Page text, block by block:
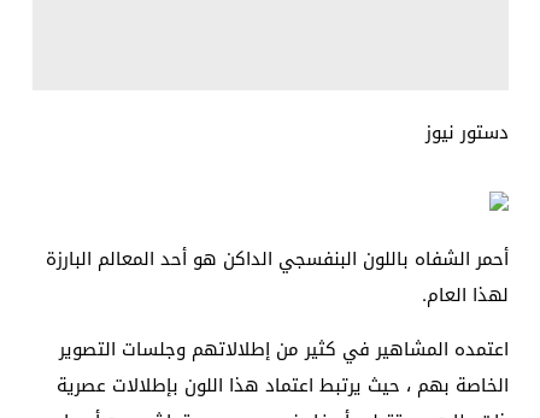
دستور نيوز
أحمر الشفاه باللون البنفسجي الداكن هو أحد المعالم البارزة
لهذا العام.
اعتمده المشاهير في كثير من إطلالاتهم وجلسات التصوير
الخاصة بهم ، حيث يرتبط اعتماد هذا اللون بإطلالات عصرية